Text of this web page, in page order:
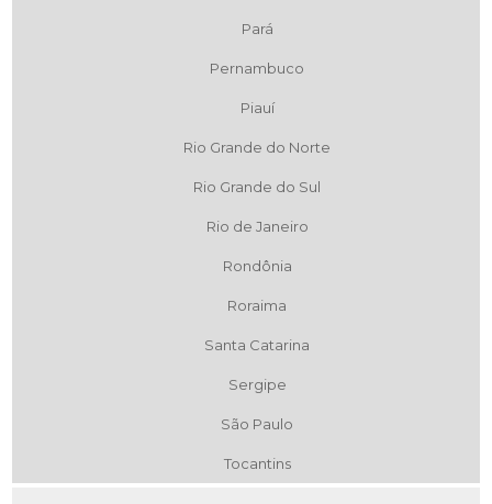
Pará
Pernambuco
Piauí
Rio Grande do Norte
Rio Grande do Sul
Rio de Janeiro
Rondônia
Roraima
Santa Catarina
Sergipe
São Paulo
Tocantins